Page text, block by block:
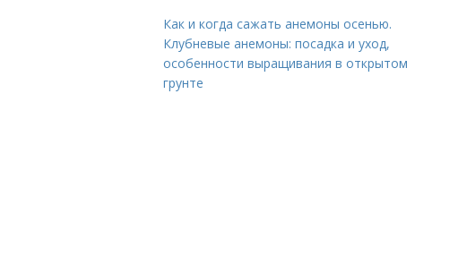
Как и когда сажать анемоны осенью.
Клубневые анемоны: посадка и уход,
особенности выращивания в открытом
грунте